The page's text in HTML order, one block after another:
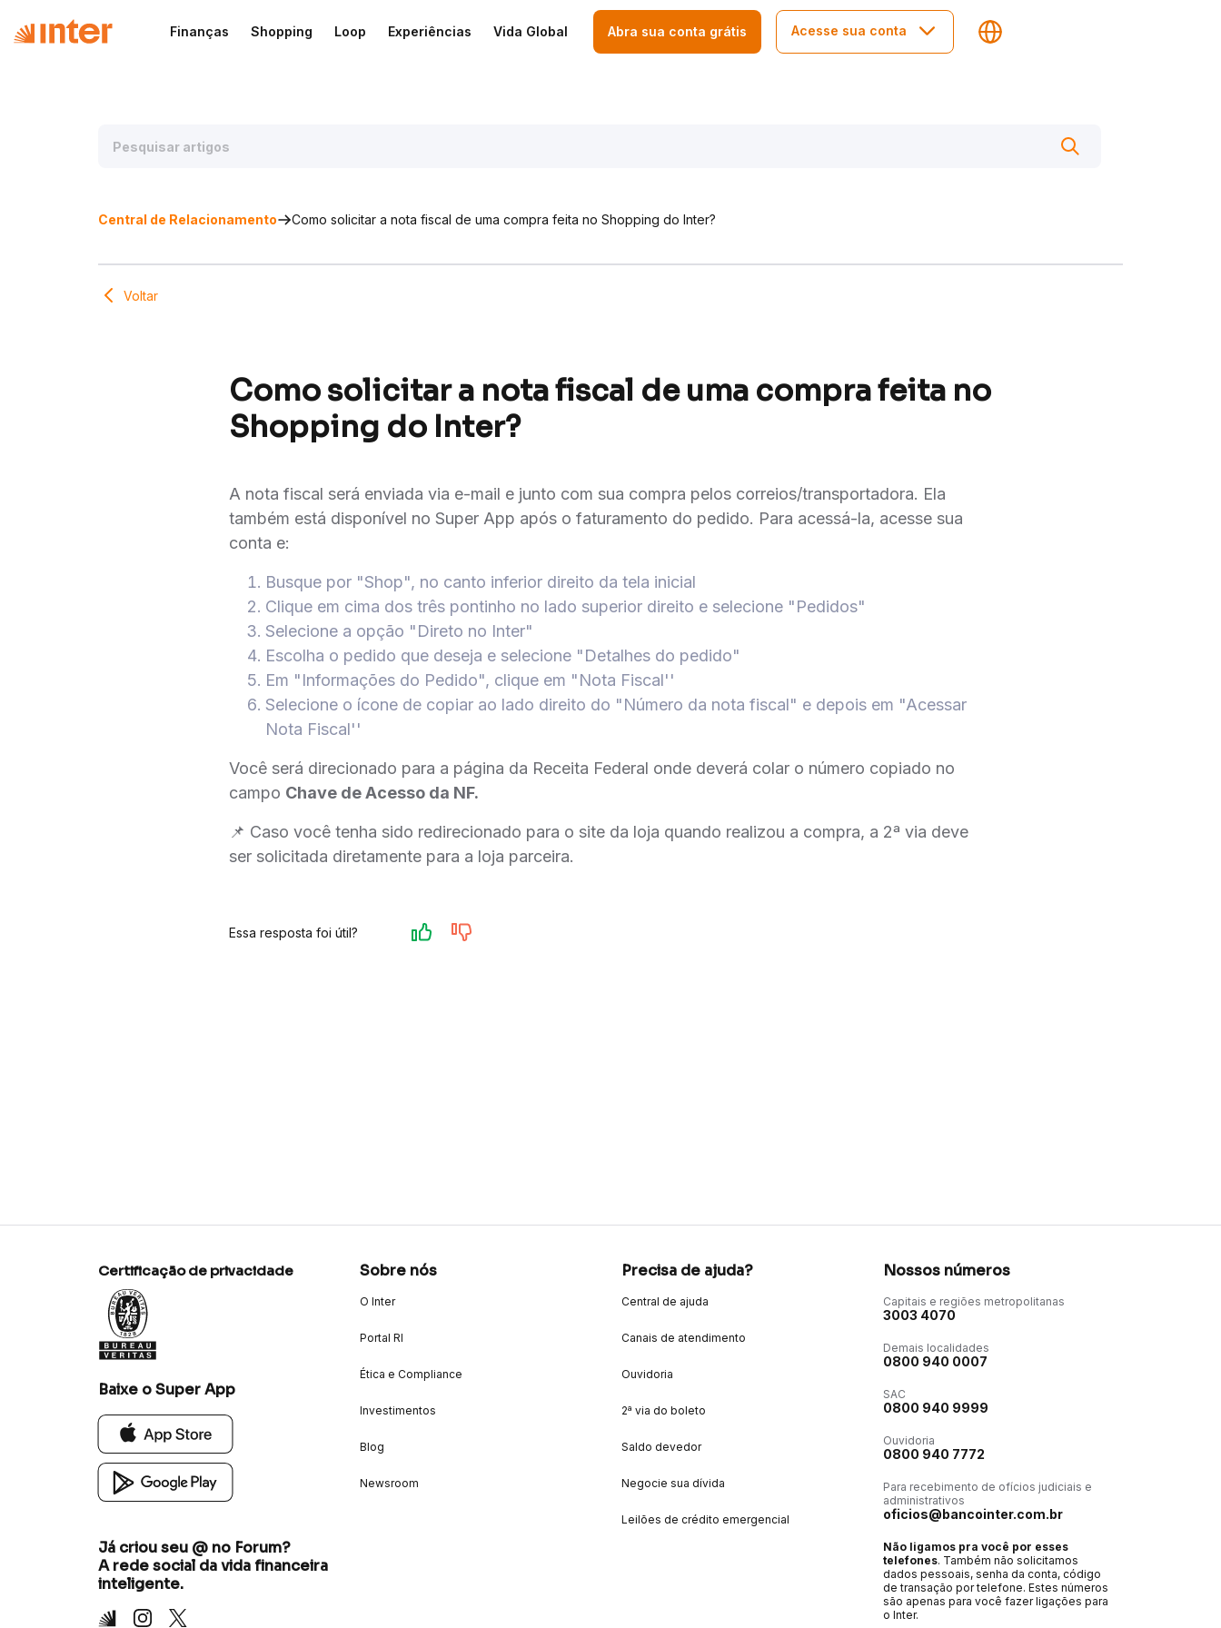
Finanças Shopping Loop Experiências Vida Global Abra sua conta grátis Acesse sua conta
Central de Relacionamento Como solicitar a nota fiscal de uma compra feita no Shopping do Inter?
Voltar
Como solicitar a nota fiscal de uma compra feita no
Shopping do Inter?
A nota fiscal será enviada via e-mail e junto com sua compra pelos correios/transportadora. Ela
também está disponível no Super App após o faturamento do pedido. Para acessá-la, acesse sua
conta e:
Busque por "Shop", no canto inferior direito da tela inicial
Clique em cima dos três pontinho no lado superior direito e selecione "Pedidos"
Selecione a opção "Direto no Inter"
Escolha o pedido que deseja e selecione "Detalhes do pedido"
Em "Informações do Pedido", clique em "Nota Fiscal''
Selecione o ícone de copiar ao lado direito do "Número da nota fiscal" e depois em "Acessar
Nota Fiscal''
Você será direcionado para a página da Receita Federal onde deverá colar o número copiado no
campo Chave de Acesso da NF.
📌 Caso você tenha sido redirecionado para o site da loja quando realizou a compra, a 2ª via deve
ser solicitada diretamente para a loja parceira.
Essa resposta foi útil?
Certificação de privacidade
Baixe o Super App
Já criou seu @ no Forum?
A rede social da vida financeira
inteligente.
Inter Instagram
X
Sobre nós
O Inter
Portal RI
Ética e Compliance
Investimentos
Blog
Newsroom
Precisa de ajuda?
Central de ajuda
Canais de atendimento
Ouvidoria
2ª via do boleto
Saldo devedor
Negocie sua dívida
Leilões de crédito emergencial
Nossos números
Capitais e regiões metropolitanas
3003 4070
Demais localidades
0800 940 0007
SAC
0800 940 9999
Ouvidoria
0800 940 7772
Para recebimento de ofícios judiciais e
administrativos
oficios@bancointer.com.br
Não ligamos pra você por esses
telefones. Também não solicitamos
dados pessoais, senha da conta, código
de transação por telefone. Estes números
são apenas para você fazer ligações para
o Inter.